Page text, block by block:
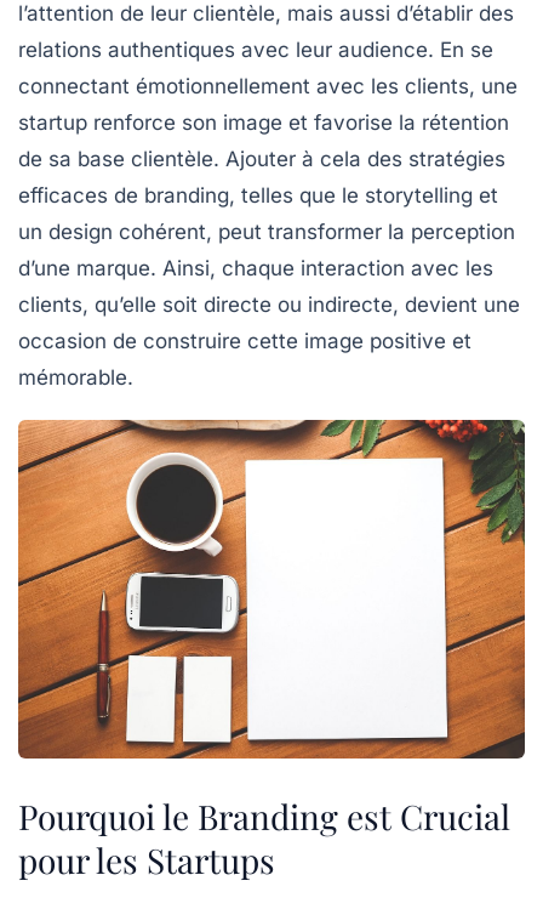
l’attention de leur clientèle, mais aussi d’établir des
relations authentiques avec leur audience. En se
connectant émotionnellement avec les clients, une
startup renforce son image et favorise la rétention
de sa base clientèle. Ajouter à cela des stratégies
efficaces de branding, telles que le storytelling et
un design cohérent, peut transformer la perception
d’une marque. Ainsi, chaque interaction avec les
clients, qu’elle soit directe ou indirecte, devient une
occasion de construire cette image positive et
mémorable.
Pourquoi le Branding est Crucial
pour les Startups